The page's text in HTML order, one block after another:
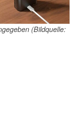
(Bildquelle: